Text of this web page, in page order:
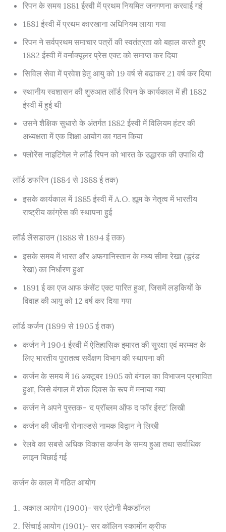
रिपन के समय 1881 ईस्वी में प्रथम नियमित जनगणना करवाई गई
1881 ईस्वी में प्रथम कारखाना अधिनियम लाया गया
रिपन ने सर्वप्रथम समाचार पत्रों की स्वतंत्रता को बहाल करते हुए
1882 ईस्वी में वर्नाक्यूलर प्रेस एक्ट को समाप्त कर दिया
सिविल सेवा में प्रवेश हेतु आयु को 19 वर्ष से बढाकर 21 वर्ष कर दिया
स्थानीय स्वशासन की शुरुआत लॉर्ड रिपन के कार्यकाल में ही 1882
ईस्वी में हुई थी
उसने शैक्षिक सुधारो के अंतर्गत 1882 ईस्वी में विलियम हंटर की
अध्यक्षता में एक शिक्षा आयोग का गठन किया
फ्लोरेंस नाइटिंगेल ने लॉर्ड रिपन को भारत के उद्धारक की उपाधि दी
लॉर्ड डफरिन (1884 से 1888 ई तक)
इसके कार्यकाल में 1885 ईस्वी में A.O. ह्यूम के नेतृत्व में भारतीय
राष्ट्रीय कांग्रेस की स्थापना हुई
लॉर्ड लेंसडाउन (1888 से 1894 ई तक)
इसके समय में भारत और अफगानिस्तान के मध्य सीमा रेखा (डूरंड
रेखा) का निर्धारण हुआ
1891 ई का एज आफ कंसेंट एक्ट पारित हुआ, जिसमें लड़कियों के
विवाह की आयु को 12 वर्ष कर दिया गया
लॉर्ड कर्जन (1899 से 1905 ई तक)
कर्जन ने 1904 ईस्वी में ऐतिहासिक इमारत की सुरक्षा एवं मरम्मत के
लिए भारतीय पुरातत्व सर्वेक्षण विभाग की स्थापना की
कर्जन के समय में 16 अक्टूबर 1905 को बंगाल का विभाजन प्रभावित
हुआ, जिसे बंगाल में शोक दिवस के रूप में मनाया गया
कर्जन ने अपने पुस्तक- ‘द प्रॉब्लम ऑफ द फॉर ईस्ट’ लिखी
कर्जन की जीवनी रोनाल्डसे नामक विद्वान ने लिखी
रेलवे का सबसे अधिक विकास कर्जन के समय हुआ तथा सर्वाधिक
लाइन बिछाई गई
कर्जन के काल में गठित आयोग
अकाल आयोग (1900)- सर एंटोनी मैकडॉनल
सिंचाई आयोग (1901)- सर कॉलिन स्कामोंन क्रीफ